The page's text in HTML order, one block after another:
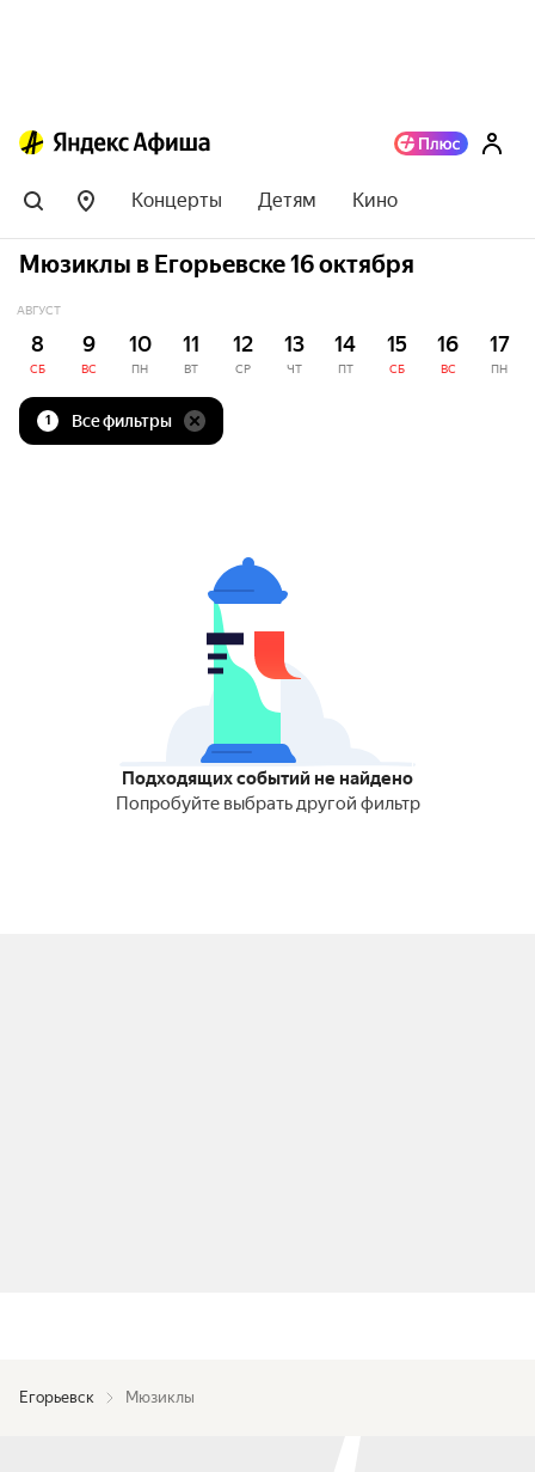
Концерты Детям Кино
Мюзиклы в Егорьевске 16 октября
АВГУСТ
8
СБ
9
ВС
10
ПН
11
ВТ
12
СР
13
ЧТ
14
ПТ
15
СБ
16
ВС
17
ПН
1 Все фильтры
Подходящих событий не найдено
Попробуйте выбрать другой фильтр
Егорьевск Мюзиклы